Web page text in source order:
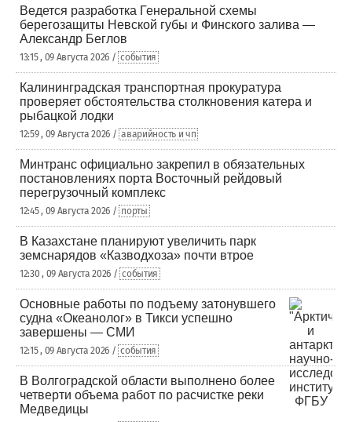
Ведется разработка Генеральной схемы
берегозащиты Невской губы и Финского залива —
Александр Беглов
13:15 , 09 Августа 2026 / события
Калининградская транспортная прокуратура
проверяет обстоятельства столкновения катера и
рыбацкой лодки
12:59 , 09 Августа 2026 / аварийность и чп
Минтранс официально закрепил в обязательных
постановлениях порта Восточный рейдовый
перегрузочный комплекс
12:45 , 09 Августа 2026 / порты
В Казахстане планируют увеличить парк
земснарядов «Казводхоза» почти втрое
12:30 , 09 Августа 2026 / события
Основные работы по подъему затонувшего
судна «Океанолог» в Тикси успешно
завершены — СМИ
12:15 , 09 Августа 2026 / события
В Волгоградской области выполнено более
четверти объема работ по расчистке реки
Медведицы